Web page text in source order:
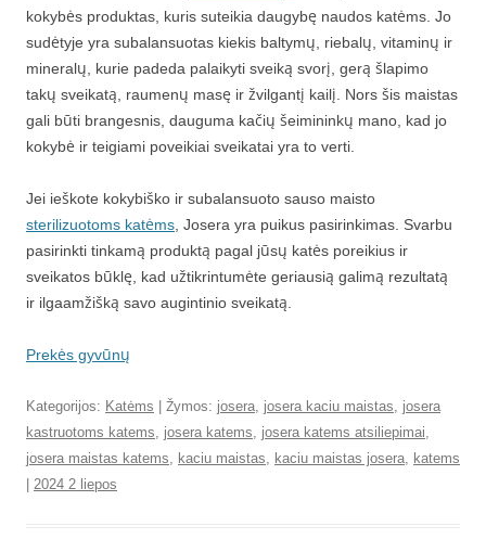
kokybės produktas, kuris suteikia daugybę naudos katėms. Jo
sudėtyje yra subalansuotas kiekis baltymų, riebalų, vitaminų ir
mineralų, kurie padeda palaikyti sveiką svorį, gerą šlapimo
takų sveikatą, raumenų masę ir žvilgantį kailį. Nors šis maistas
gali būti brangesnis, dauguma kačių šeimininkų mano, kad jo
kokybė ir teigiami poveikiai sveikatai yra to verti.
Jei ieškote kokybiško ir subalansuoto sauso maisto
sterilizuotoms katėms , Josera yra puikus pasirinkimas. Svarbu
pasirinkti tinkamą produktą pagal jūsų katės poreikius ir
sveikatos būklę, kad užtikrintumėte geriausią galimą rezultatą
ir ilgaamžišką savo augintinio sveikatą.
Prekės gyvūnų
Kategorijos: Katėms | Žymos: josera, josera kaciu maistas, josera
kastruotoms katems, josera katems, josera katems atsiliepimai,
josera maistas katems, kaciu maistas, kaciu maistas josera, katems
2024 2 liepos